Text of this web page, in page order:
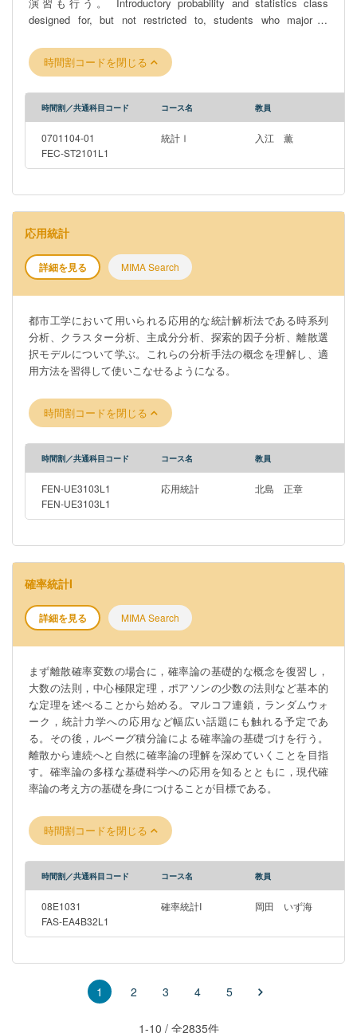
designed for, but not restricted to, students who major in
Japanese.
時間割コードを閉じる
時間割／共通科目コード コース名 教員
0701104-01
FEC-ST2101L1
統計Ⅰ 入江 薫
応用統計
詳細を見る MIMA Search
都市工学において用いられる応用的な統計解析法である時系列
分析、クラスター分析、主成分分析、探索的因子分析、離散選
択モデルについて学ぶ。これらの分析手法の概念を理解し、適
用方法を習得して使いこなせるようになる。
時間割コードを閉じる
時間割／共通科目コード コース名 教員
FEN-UE3103L1
FEN-UE3103L1
応用統計 北島 正章
確率統計I
詳細を見る MIMA Search
まず離散確率変数の場合に，確率論の基礎的な概念を復習し，
大数の法則，中心極限定理，ポアソンの少数の法則など基本的
な定理を述べることから始める。マルコフ連鎖，ランダムウォ
ーク，統計力学への応用など幅広い話題にも触れる予定であ
る。その後，ルベーグ積分論による確率論の基礎づけを行う。
離散から連続へと自然に確率論の理解を深めていくことを目指
す。確率論の多様な基礎科学への応用を知るとともに，現代確
率論の考え方の基礎を身につけることが目標である。
時間割コードを閉じる
時間割／共通科目コード コース名 教員
08E1031
FAS-EA4B32L1
確率統計I 岡田 いず海
1 2 3 4 5
1-10 / 全2835件